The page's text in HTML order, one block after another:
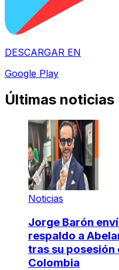
DESCARGAR EN
Google Play
Últimas noticias
Noticias
Jorge Barón
respaldo a
tras su
Colombia